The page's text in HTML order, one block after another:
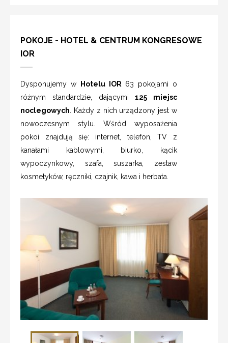
POKOJE - HOTEL & CENTRUM KONGRESOWE
IOR
Dysponujemy w Hotelu IOR 63 pokojami o
różnym standardzie, dającymi125 miejsc
noclegowych . Każdy z nich urządzony jest w
nowoczesnym stylu. Wśród wyposażenia
pokoi znajdują się: internet, telefon, TV z
kanałami kablowymi, biurko, kącik
wypoczynkowy, szafa, suszarka, zestaw
kosmetyków, ręczniki, czajnik, kawa i herbata.